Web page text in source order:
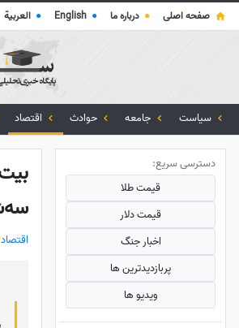
صفحه اصلی ● درباره ما ●
English
● العربية
سیاست جامعه حوادث اقتصاد
سه‌شنبه
اقتصاد
دسترسی سریع:
قیمت طلا
قیمت دلار
اخبار جنگ
پربازدید‌ترین ها
ویدیو ها